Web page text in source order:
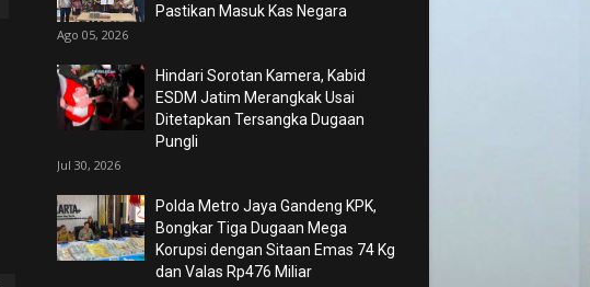
Pastikan Masuk Kas Negara
Ago 05, 2026
Hindari Sorotan Kamera, Kabid
ESDM Jatim Merangkak Usai
Ditetapkan Tersangka Dugaan
Pungli
Jul 30, 2026
Polda Metro Jaya Gandeng KPK,
Bongkar Tiga Dugaan Mega
Korupsi dengan Sitaan Emas 74 Kg
dan Valas Rp476 Miliar